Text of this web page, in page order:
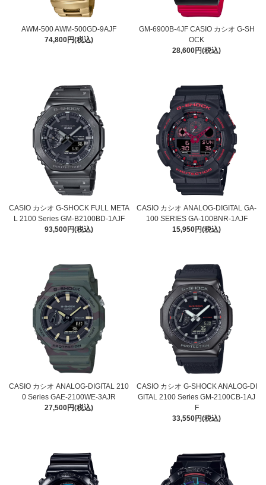
AWM-500 AWM-500GD-9AJF
74,800円(税込)
GM-6900B-4JF CASIO カシオ G-SH
OCK
28,600円(税込)
CASIO カシオ G-SHOCK FULL META
L 2100 Series GM-B2100BD-1AJF
93,500円(税込)
CASIO カシオ ANALOG-DIGITAL GA-
100 SERIES GA-100BNR-1AJF
15,950円(税込)
CASIO カシオ ANALOG-DIGITAL 210
0 Series GAE-2100WE-3AJR
27,500円(税込)
CASIO カシオ G-SHOCK ANALOG-DI
GITAL 2100 Series GM-2100CB-1AJ
F
33,550円(税込)